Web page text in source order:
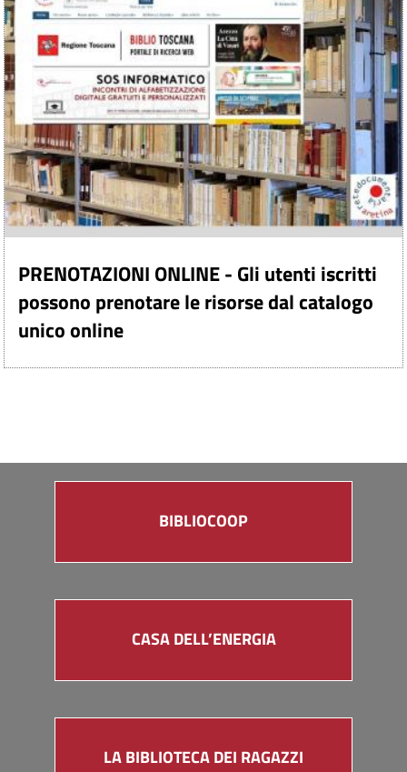
PRENOTAZIONI ONLINE - Gli utenti iscritti
possono prenotare le risorse dal catalogo
unico online
BIBLIOCOOP
CASA DELL’ENERGIA
LA BIBLIOTECA DEI RAGAZZI